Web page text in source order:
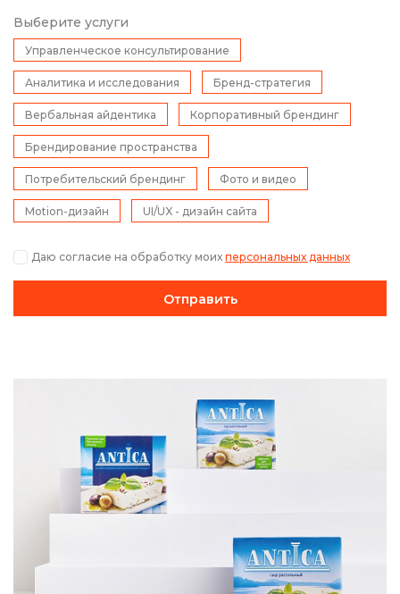
Выберите услуги
Управленческое консультирование
Аналитика и исследования Бренд-стратегия
Вербальная айдентика Корпоративный брендинг
Брендирование пространства
Потребительский брендинг Фото и видео
Motion-дизайн UI/UX - дизайн сайта
Даю согласие на обработку моих персональных данных